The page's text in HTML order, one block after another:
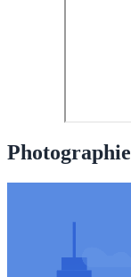
Photographie